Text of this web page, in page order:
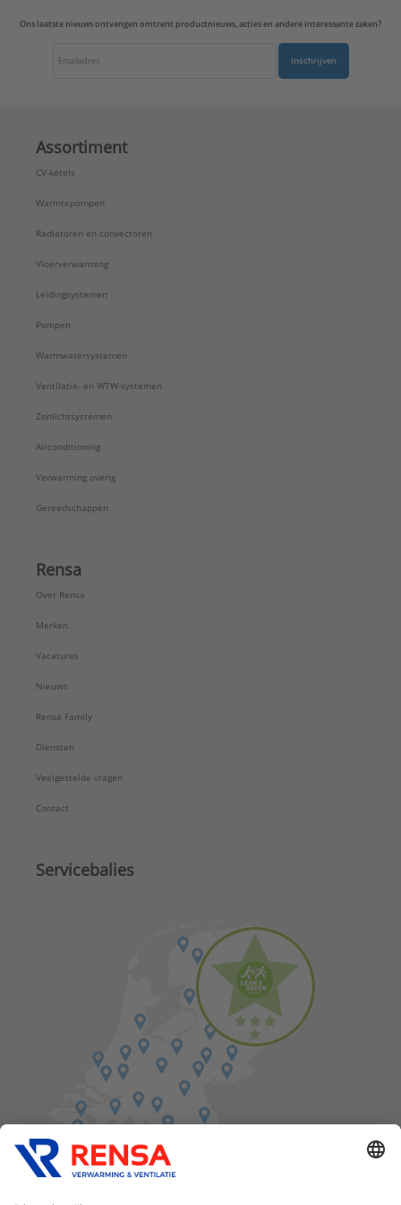
Ons laatste nieuws ontvangen omtrent productnieuws, acties en andere interessante zaken?
Inschrijven
Assortiment
CV-ketels
Warmtepompen
Radiatoren en convectoren
Vloerverwarming
Leidingsystemen
Pompen
Warmwatersystemen
Ventilatie- en WTW-systemen
Zonlichtsystemen
Airconditioning
Verwarming overig
Gereedschappen
Rensa
Over Rensa
Merken
Vacatures
Nieuws
Rensa Family
Diensten
Veelgestelde vragen
Contact
Servicebalies